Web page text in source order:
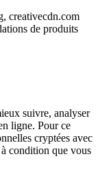
creativecdn.com
de produits
suivre, analyser
ligne. Pour ce
cryptées avec
condition que vous